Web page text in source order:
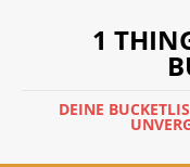
1
DEINE